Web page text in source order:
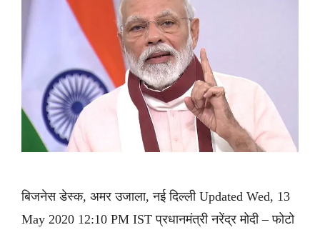
बिजनेस डेस्क, अमर उजाला, नई दिल्ली Updated Wed, 13
May 2020 12:10 PM IST प्रधानमंत्री नरेंद्र मोदी – फोटो